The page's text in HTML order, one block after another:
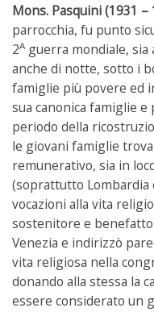
Mons. Pasquini (1931 –
parrocchia, fu punto
2Aguerra mondiale, sia
anche di notte, sotto i
famiglie più povere ed
sua canonica famiglie
periodo della
le giovani famiglie
remunerativo, sia in
(soprattutto Lombardia
vocazioni alla vita
sostenitore e
Venezia e indirizzò
vita religiosa nella
donando alla stessa la
essere considerato un